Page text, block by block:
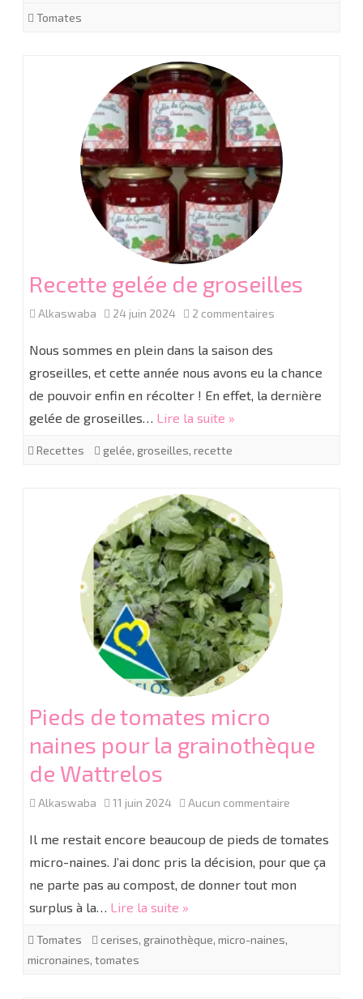
Tomates
Recette gelée de groseilles
Alkaswaba 24 juin 2024 2 commentaires
gelée
de
Nous sommes en plein dans la saison des
groseilles, et cette année nous avons eu la chance
de pouvoir enfin en récolter ! En effet, la dernière
gelée de groseilles… Lire la suite »
Recettes gelée, groseilles, recette
Pieds de tomates micro
naines pour la grainothèque
de Wattrelos
Alkaswaba 11 juin 2024 Aucun commentaire
de
tomates
Il me restait encore beaucoup de pieds de tomates
micro-naines. J’ai donc pris la décision, pour que ça
ne parte pas au compost, de donner tout mon
surplus à la… Lire la suite »
Tomates cerises, grainothèque, micro-naines,
micronaines, tomates